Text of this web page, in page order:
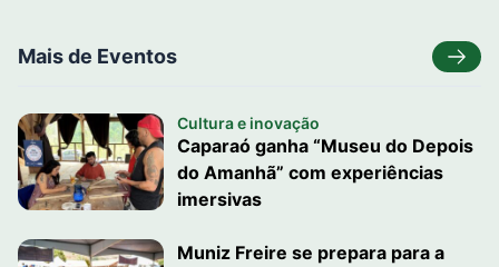
Mais de Eventos
Cultura e inovação
Caparaó ganha “Museu do Depois
do Amanhã” com experiências
imersivas
Muniz Freire se prepara para a